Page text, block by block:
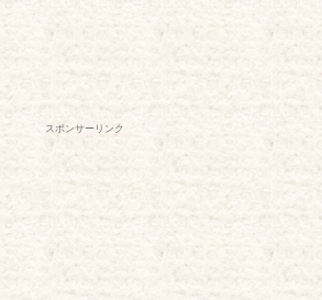
スポンサーリンク